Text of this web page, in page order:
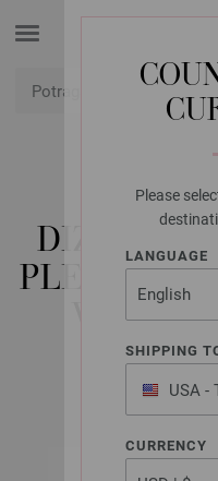
Please
LANGUAGE
SHIPPING
USA -
of America
CURRENCY
DIZAJN
PLETENJE-